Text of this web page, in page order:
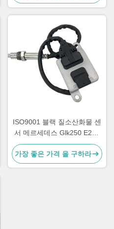
ISO9001 블랙 질소산화물 센
서 메르세데스 Glk250 E250
OEM 5WK96682A
A0009057000
가장 좋은 가격 을 구하라